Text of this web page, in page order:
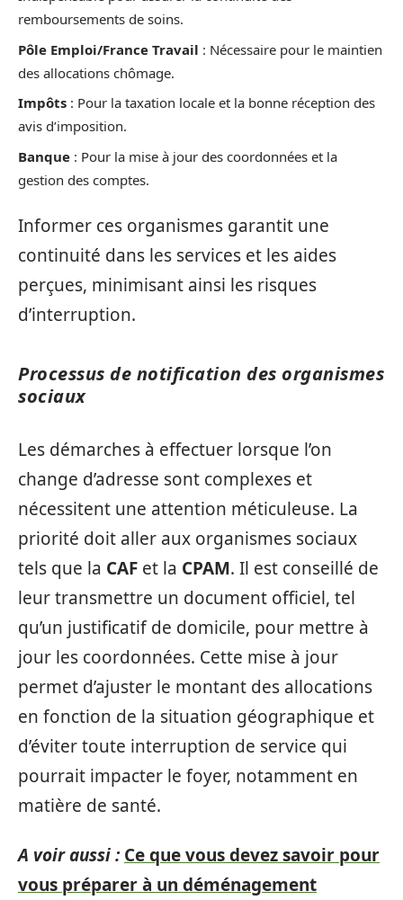
remboursements de soins.
Pôle Emploi/France Travail : Nécessaire pour le maintien
des allocations chômage.
Impôts : Pour la taxation locale et la bonne réception des
avis d’imposition.
Banque : Pour la mise à jour des coordonnées et la
gestion des comptes.
Informer ces organismes garantit une
continuité dans les services et les aides
perçues, minimisant ainsi les risques
d’interruption.
Processus de notification des organismes
sociaux
Les démarches à effectuer lorsque l’on
change d’adresse sont complexes et
nécessitent une attention méticuleuse. La
priorité doit aller aux organismes sociaux
tels que la CAF et la CPAM. Il est conseillé de
leur transmettre un document officiel, tel
qu’un justificatif de domicile, pour mettre à
jour les coordonnées. Cette mise à jour
permet d’ajuster le montant des allocations
en fonction de la situation géographique et
d’éviter toute interruption de service qui
pourrait impacter le foyer, notamment en
matière de santé.
A voir aussi : Ce que vous devez savoir pour
vous préparer à un déménagement